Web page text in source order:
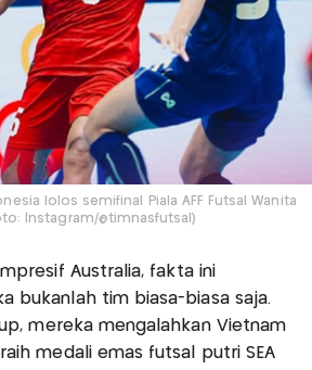
lolos semifinal Piala AFF Futsal Wanita
Instagram/@timnasfutsal)
Australia, fakta ini
bukanlah tim biasa-biasa saja.
mereka mengalahkan Vietnam
medali emas futsal putri SEA